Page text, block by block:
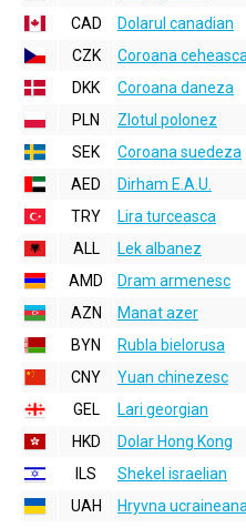
CAD
Dolarul canadian
CZK
Coroana ceheasca
DKK
Coroana daneza
PLN
Zlotul polonez
SEK
Coroana suedeza
AED
Dirham E.A.U.
TRY
Lira turceasca
ALL
Lek albanez
AMD
Dram armenesc
AZN
Manat azer
BYN
Rubla bielorusa
CNY
Yuan chinezesc
GEL
Lari georgian
HKD
Dolar Hong Kong
ILS
Shekel israelian
UAH
Hryvna ucraineana